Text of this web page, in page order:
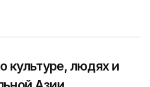
культуре, людях и